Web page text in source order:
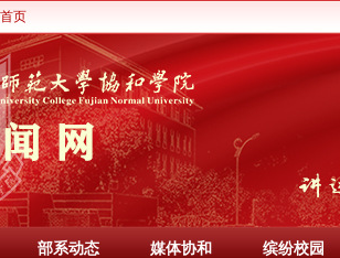
页
部系动态 媒体协和 缤纷校园